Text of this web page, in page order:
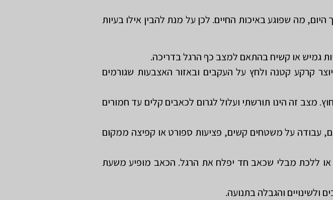
מה שפוגע באיכות החיים. לכן על מנת להבין אילו בעיות
גמיש או קשיח בהתאם למצב כף הרגל בדריכה.
קרקע קטנה ולחץ על העקבים ובאזור האצבעות שגורמים
מצב זה הינו תורשתי ועלול לגרום לכאבים קלים עד חמורים
עבודה על משטחים קשים, פציעות ספורט או קפיצה ממקום
ללכת מבלי שכאב חד יפלח את הרגל. הכאב מופיע משעת
ולשינויים והגבלה בתנועה.